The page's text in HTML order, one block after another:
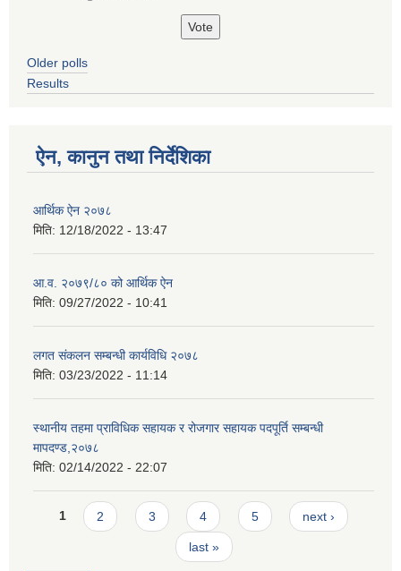
Older polls
Results
ऐन, कानुन तथा निर्देशिका
आर्थिक ऐन २०७८
मिति: 12/18/2022 - 13:47
आ.व. २०७९/८० को आर्थिक ऐन
मिति: 09/27/2022 - 10:41
लगत संकलन सम्बन्धी कार्यविधि २०७८
मिति: 03/23/2022 - 11:14
स्थानीय तहमा प्राविधिक सहायक र रोजगार सहायक पदपूर्ति सम्बन्धी
मापदण्ड,२०७८
मिति: 02/14/2022 - 22:07
Pages
1 2 3 4 5 next ›
last »